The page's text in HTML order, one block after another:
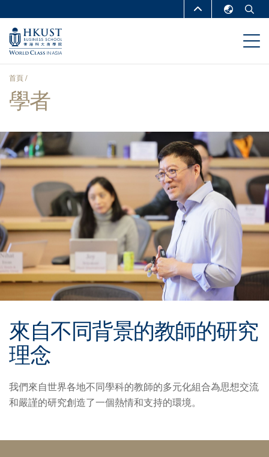
主
內
MORE ABOUT HKUST
UNIVERSITY NEWS
DEPARTMENTS A-Z
MAP & DIRECTIONS
FACULTY PROFILES ABOUT HKUST
導
航
連
結
首頁
學者
來自不同背景的教師的研究
理念
我們來自世界各地不同學科的教師的多元化組合為思想交流
和嚴謹的研究創造了一個熱情和支持的環境。